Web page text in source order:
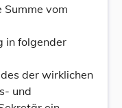
vom
in folgender
der wirklichen
und